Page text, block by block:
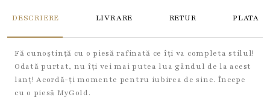
DESCRIERE LIVRARE RETUR PLATA
Fă cunoștință cu o piesă rafinată ce îți va completa stilul!
Odată purtat, nu îți vei mai putea lua gândul de la acest
lanț! Acordă-ți momente pentru iubirea de sine. Începe
cu o piesă MyGold.